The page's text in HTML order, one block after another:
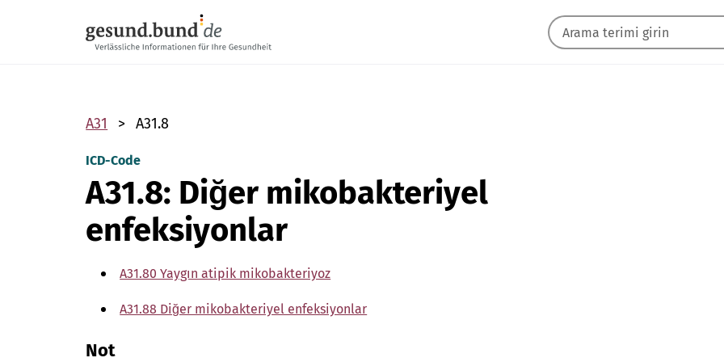
A31 A31.8
ICD-Code
A31.8: Diğer mikobakteriyel
enfeksiyonlar
A31.80 Yaygın atipik mikobakteriyoz
A31.88 Diğer mikobakteriyel enfeksiyonlar
Not